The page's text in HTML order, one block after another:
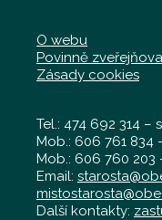
O webu
Povinně
Zásady cookies
Tel.: 474 692 314 –
Mob.: 606 761 834
Mob.: 606 760 203
Email:
Další kontakty: